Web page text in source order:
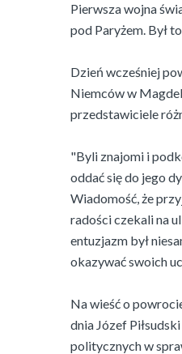
Pierwsza wojna
pod Paryżem. Był
Dzień wcześniej
Niemców w
przedstawiciele
"Byli znajomi i
oddać się do jego
Wiadomość, że
radości czekali na
entuzjazm był
okazywać swoich
Na wieść o
dnia Józef
politycznych w